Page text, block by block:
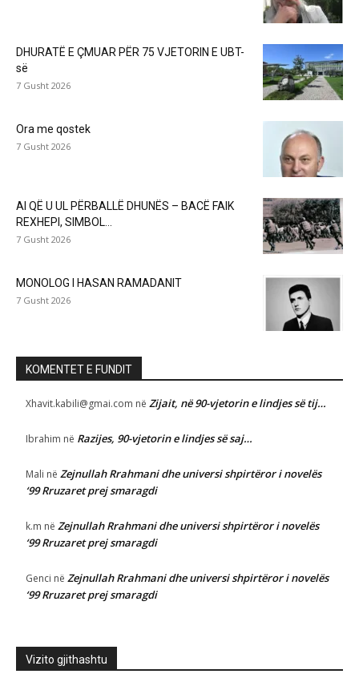
DHURATË E ÇMUAR PËR 75 VJETORIN E UBT-
së
7 Gusht 2026
Ora me qostek
7 Gusht 2026
AI QË U UL PËRBALLË DHUNËS – BACË FAIK
REXHEPI, SIMBOL...
7 Gusht 2026
MONOLOG I HASAN RAMADANIT
7 Gusht 2026
KOMENTET E FUNDIT
Xhavit.kabili@gmai.com në Zijait, në 90-vjetorin e lindjes së tij…
Ibrahim në Razijes, 90-vjetorin e lindjes së saj…
Mali në Zejnullah Rrahmani dhe universi shpirtëror i novelës
‘99 Rruzaret prej smaragdi
k.m në Zejnullah Rrahmani dhe universi shpirtëror i novelës
‘99 Rruzaret prej smaragdi
Genci në Zejnullah Rrahmani dhe universi shpirtëror i novelës
‘99 Rruzaret prej smaragdi
Vizito gjithashtu